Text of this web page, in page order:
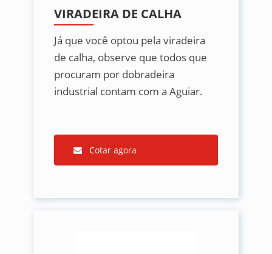
VIRADEIRA DE CALHA
Já que você optou pela viradeira
de calha, observe que todos que
procuram por dobradeira
industrial contam com a Aguiar.
Cotar agora